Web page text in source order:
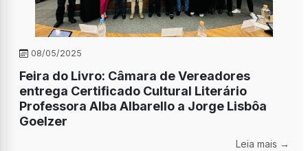
08/05/2025
Feira do Livro: Câmara de Vereadores
entrega Certificado Cultural Literário
Professora Alba Albarello a Jorge Lisbôa
Goelzer
Leia mais →